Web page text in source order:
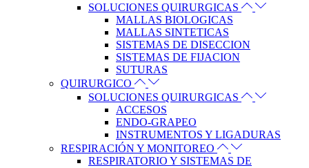
SOLUCIONES QUIRURGICAS
MALLAS BIOLOGICAS
MALLAS SINTETICAS
SISTEMAS DE DISECCION
SISTEMAS DE FIJACION
SUTURAS
QUIRURGICO
SOLUCIONES QUIRURGICAS
ACCESOS
ENDO-GRAPEO
INSTRUMENTOS Y LIGADURAS
RESPIRACIÓN Y MONITOREO
RESPIRATORIO Y SISTEMAS DE